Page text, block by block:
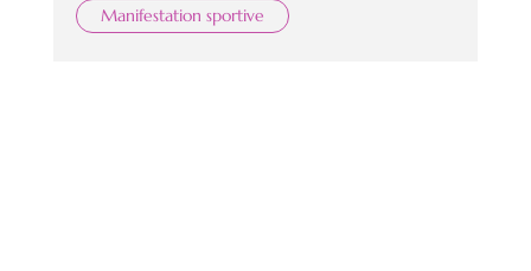
Manifestation sportive